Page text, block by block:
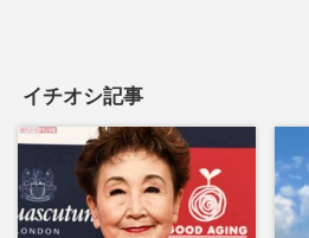
イチオシ記事